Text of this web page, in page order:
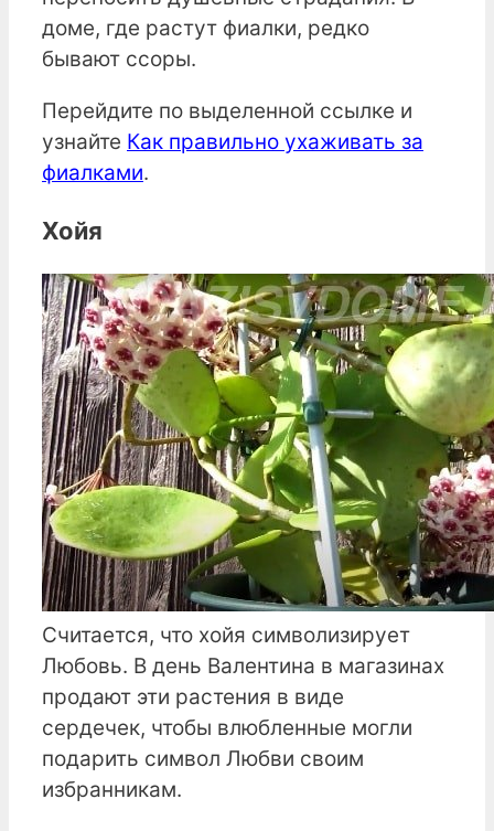
доме, где растут фиалки, редко
бывают ссоры.
Перейдите по выделенной ссылке и
узнайте Как правильно ухаживать за
фиалками.
Хойя
Считается, что хойя символизирует
Любовь. В день Валентина в магазинах
продают эти растения в виде
сердечек, чтобы влюбленные могли
подарить символ Любви своим
избранникам.